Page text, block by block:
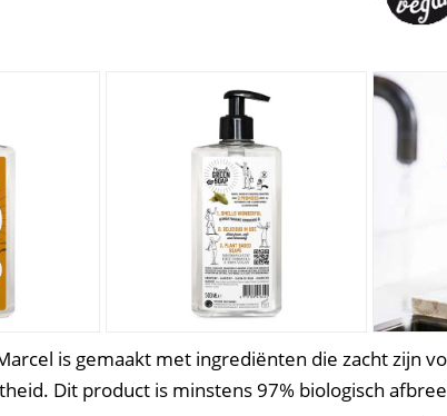
is gemaakt met ingrediënten die zacht zijn
Dit product is minstens 97% biologisch